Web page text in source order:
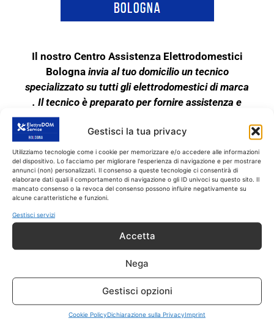
Gestisci la tua privacy
Utilizziamo tecnologie come i cookie per memorizzare e/o accedere alle informazioni
del dispositivo. Lo facciamo per migliorare l'esperienza di navigazione e per mostrare
annunci (non) personalizzati. Il consenso a queste tecnologie ci consentirà di
elaborare dati quali il comportamento di navigazione o gli ID univoci su questo sito. Il
mancato consenso o la revoca del consenso possono influire negativamente su
alcune caratteristiche e funzioni.
Gestisci servizi
Accetta
Nega
Gestisci opzioni
Cookie PolicyDichiarazione sulla PrivacyImprint
Il nostro Centro Assistenza Elettrodomestici
Bologna invia al tuo domicilio un tecnico
specializzato su tutti gli elettrodomestici di marca
. Il tecnico è preparato per fornire assistenza e
riparazione di elettrodomestici di questa marca.
Quindi se il tuo elettrodomestico è rotto, o
funziona male, chiamaci subito!!
Il tecnico interviene SOLO su tutti gli
elettrodomestici fuori garanzia. Il nostro Centro di
Riparazioni Elettrodomestici garantisce
l’assistenza tecnica completa sui grandi
elettrodomestici indipendenti e anche da incasso
di marca. Il servizio di Assistenza a Bologna
elettrodomestici di marca.
L’assistenza tecnica è pertanto su tutti gli
elettrodomestici:lavatrici, asciugatrici,
lavastoviglie, frigoriferi eforni elettrici